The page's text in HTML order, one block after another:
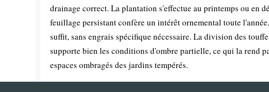
drainage correct. La plantation s'effectue au printemps ou en
feuillage persistant confère un intérêt ornemental toute
suffit, sans engrais spécifique nécessaire. La division des
supporte bien les conditions d'ombre partielle, ce qui la rend
espaces ombragés des jardins tempérés.